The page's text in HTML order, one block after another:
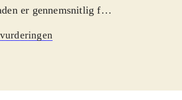
er gennemsnitlig for
af to vidt
foregår i en